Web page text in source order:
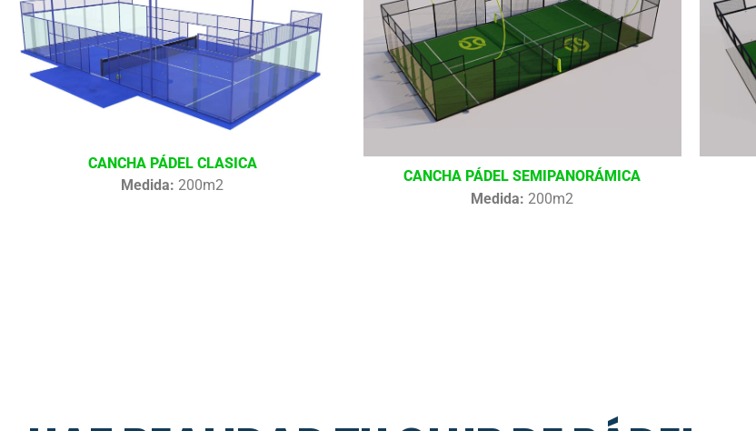
CANCHA PÁDEL CLASICA
Medida: 200m2
CANCHA PÁDEL SEMIPANORÁMICA
Medida: 200m2